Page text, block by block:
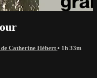
Catherine Hébert • 1h 33m